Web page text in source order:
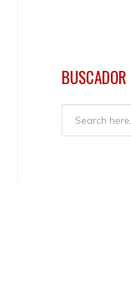
BUSCADOR
Buscar